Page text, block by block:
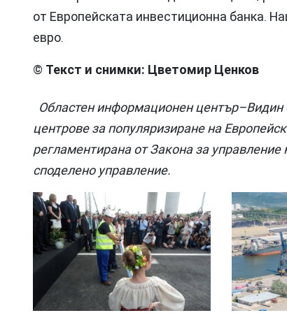
от Европейската инвестиционна банка.
евро.
©️ Текст и снимки: Цветомир Ценков
Областен информационен
центрове за популяризиране на
регламентирана от Закона за
споделено управление.